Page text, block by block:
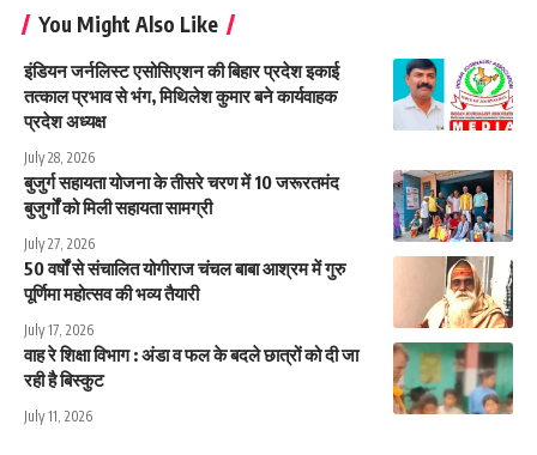
You Might Also Like
इंडियन जर्नलिस्ट एसोसिएशन की बिहार प्रदेश इकाई
तत्काल प्रभाव से भंग, मिथिलेश कुमार बने कार्यवाहक
प्रदेश अध्यक्ष
July 28, 2026
बुजुर्ग सहायता योजना के तीसरे चरण में 10 जरूरतमंद
बुजुर्गों को मिली सहायता सामग्री
July 27, 2026
50 वर्षों से संचालित योगीराज चंचल बाबा आश्रम में गुरु
पूर्णिमा महोत्सव की भव्य तैयारी
July 17, 2026
वाह रे शिक्षा विभाग : अंडा व फल के बदले छात्रों को दी जा
रही है बिस्कुट
July 11, 2026